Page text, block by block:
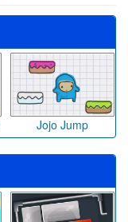
Jojo Jump